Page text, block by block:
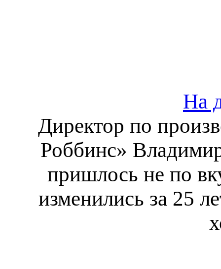
На
Директор по
Роббинс»
пришлось не по
изменились за 25